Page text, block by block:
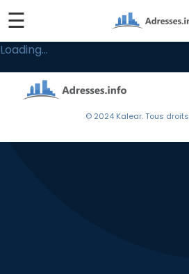
☰
Loading...
© 2024 Kalear. Tous